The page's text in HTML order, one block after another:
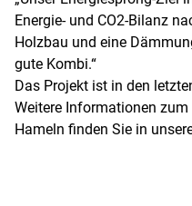
Energie- und CO2-Bilanz
Holzbau und eine
gute Kombi.“
Das Projekt ist in den
Weitere Informationen
Hameln finden Sie in